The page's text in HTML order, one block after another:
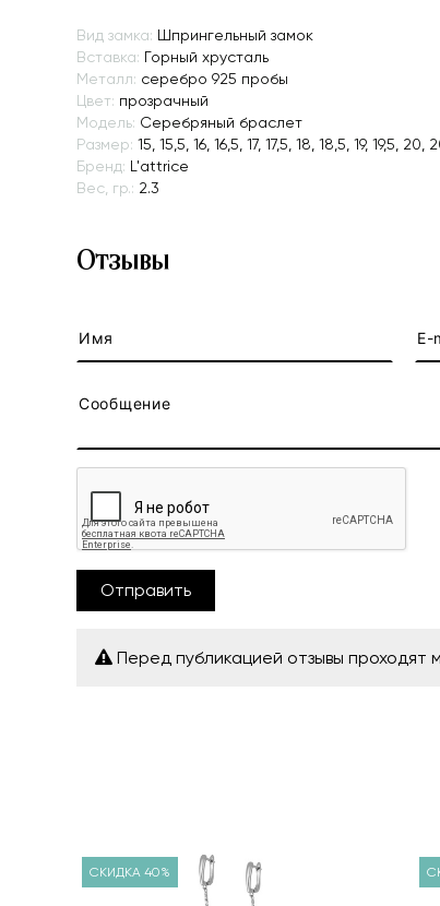
Вид замка: Шпрингельный замок
Вставка: Горный хрусталь
Металл: серебро 925 пробы
Цвет: прозрачный
Модель: Серебряный браслет
Размер: 15, 15,5, 16, 16,5, 17, 17,5, 18, 18,5, 19, 19,5, 20,
Бренд: L'attrice
Вес, гр.: 2.3
Отзывы
Отправить
Перед публикацией отзывы проходят
СКИДКА 40%